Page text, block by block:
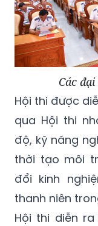
Các
Hội thi được
qua Hội thi
độ, kỹ năng
thời tạo môi
đổi kinh
thanh niên
Hội thi diễn